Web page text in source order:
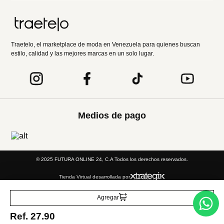
Agregar
Ref. 27.90
Acerca de nosotros
Categorías